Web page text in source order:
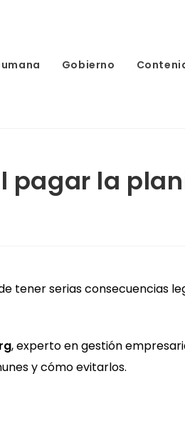
Gobierno
pagar la
tener serias consecuencias
, experto en gestión
y cómo evitarlos.